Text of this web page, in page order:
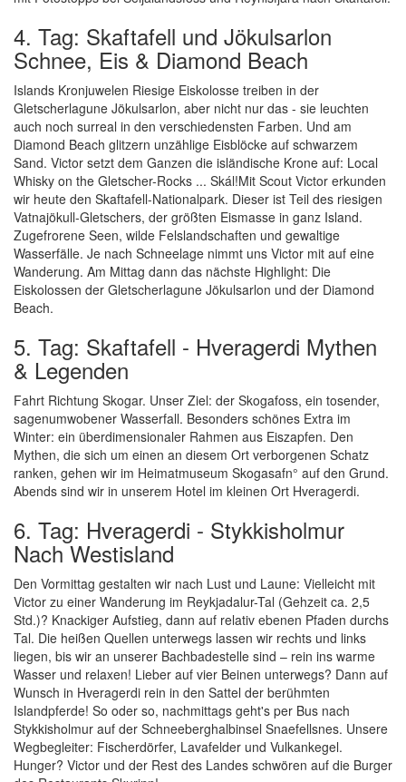
4. Tag: Skaftafell und Jökulsarlon
Schnee, Eis & Diamond Beach
Islands Kronjuwelen Riesige Eiskolosse treiben in der
Gletscherlagune Jökulsarlon, aber nicht nur das - sie leuchten
auch noch surreal in den verschiedensten Farben. Und am
Diamond Beach glitzern unzählige Eisblöcke auf schwarzem
Sand. Victor setzt dem Ganzen die isländische Krone auf: Local
Whisky on the Gletscher-Rocks ... Skál!Mit Scout Victor erkunden
wir heute den Skaftafell-Nationalpark. Dieser ist Teil des riesigen
Vatnajökull-Gletschers, der größten Eismasse in ganz Island.
Zugefrorene Seen, wilde Felslandschaften und gewaltige
Wasserfälle. Je nach Schneelage nimmt uns Victor mit auf eine
Wanderung. Am Mittag dann das nächste Highlight: Die
Eiskolossen der Gletscherlagune Jökulsarlon und der Diamond
Beach.
5. Tag: Skaftafell - Hveragerdi Mythen
& Legenden
Fahrt Richtung Skogar. Unser Ziel: der Skogafoss, ein tosender,
sagenumwobener Wasserfall. Besonders schönes Extra im
Winter: ein überdimensionaler Rahmen aus Eiszapfen. Den
Mythen, die sich um einen an diesem Ort verborgenen Schatz
ranken, gehen wir im Heimatmuseum Skogasafn° auf den Grund.
Abends sind wir in unserem Hotel im kleinen Ort Hveragerdi.
6. Tag: Hveragerdi - Stykkisholmur
Nach Westisland
Den Vormittag gestalten wir nach Lust und Laune: Vielleicht mit
Victor zu einer Wanderung im Reykjadalur-Tal (Gehzeit ca. 2,5
Std.)? Knackiger Aufstieg, dann auf relativ ebenen Pfaden durchs
Tal. Die heißen Quellen unterwegs lassen wir rechts und links
liegen, bis wir an unserer Bachbadestelle sind – rein ins warme
Wasser und relaxen! Lieber auf vier Beinen unterwegs? Dann auf
Wunsch in Hveragerdi rein in den Sattel der berühmten
Islandpferde! So oder so, nachmittags geht's per Bus nach
Stykkisholmur auf der Schneeberghalbinsel Snaefellsnes. Unsere
Wegbegleiter: Fischerdörfer, Lavafelder und Vulkankegel.
Hunger? Victor und der Rest des Landes schwören auf die Burger